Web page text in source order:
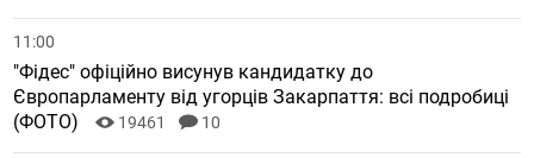
11:00
"Фідес" офіційно висунув кандидатку до
Європарламенту від угорців Закарпаття: всі подробиці
(ФОТО)
19461 10